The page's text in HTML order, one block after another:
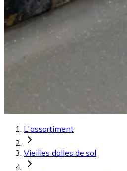
L'assortiment
Vieilles dalles de sol